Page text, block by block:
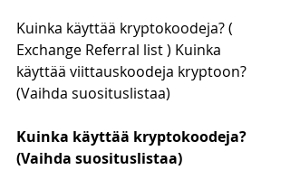
Kuinka käyttää kryptokoodeja? (
Exchange Referral list ) Kuinka
käyttää viittauskoodeja kryptoon?
(Vaihda suosituslistaa)
Kuinka käyttää kryptokoodeja?
(Vaihda suosituslistaa)